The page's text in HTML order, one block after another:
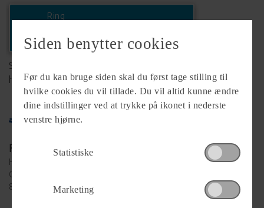
Ring
+45 86466072
Se komplet info på forhandlerens
hjemmeside
Forhandler
Hinshøj Caravan A/S
Gl. Viborgvej 392, Ålum
8920 Randers NV
Siden benytter cookies
Før du kan bruge siden skal du først tage stilling til
hvilke cookies du vil tillade. Du vil altid kunne ændre
dine indstillinger ved at trykke på ikonet i nederste
venstre hjørne.
Statistiske
Marketing